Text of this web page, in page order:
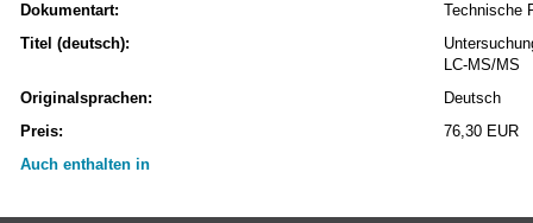
Dokumentart:
Technische
Titel (deutsch):
LC-MS/MS
Originalsprachen:
Deutsch
Preis:
76,30 EUR
Auch enthalten in